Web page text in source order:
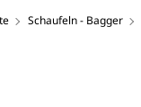
Schaufeln - Bagger